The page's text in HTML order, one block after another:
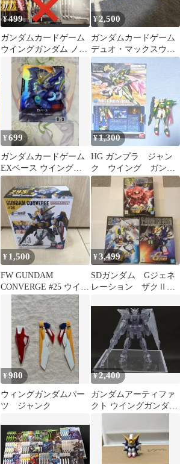
¥499
ガンダムカードゲーム
ウイングガンダム ノー
マル 白 8種 各4枚 a
¥2,500
ガンダムカードゲーム
デュオ・マックスウェ
ル ウイングガンダムゼ
ロ
¥699
ガンダムカードゲーム
EXベース ウイングガ
ンダムゼロ
¥1,300
HG ガンプラ ジャン
ク ウイング ガンダ
ム フェニーチェ パー
ツ
¥ 1,500
FW GUNDAM
CONVERGE #25 ウイン
グガンダム
¥3,499
SDガンダム Gジェネ
レーション ザクⅡ
ューガンダムセット
¥980
ウィングガンダムパー
ツ ジャンク
¥2,400
ガンダムアーティファ
クト ウイングガンダム